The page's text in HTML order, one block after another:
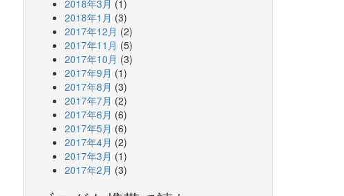
2018年3月 (1)
2018年1月 (3)
2017年12月 (2)
2017年11月 (5)
2017年10月 (3)
2017年9月 (1)
2017年8月 (3)
2017年7月 (2)
2017年6月 (6)
2017年5月 (6)
2017年4月 (2)
2017年3月 (1)
2017年2月 (3)